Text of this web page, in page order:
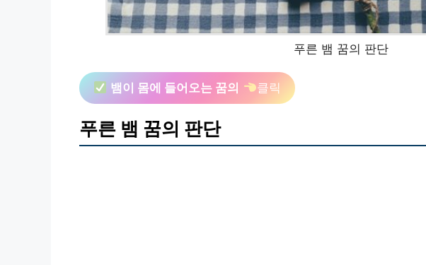
푸른 뱀 꿈의 판단
뱀이 몸에 들어오는 꿈의 클릭
푸른 뱀 꿈의 판단